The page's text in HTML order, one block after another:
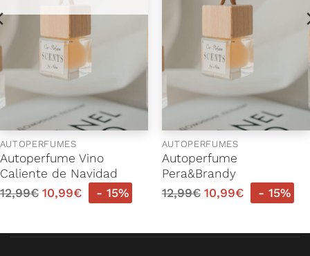
AUTOPERFUMES
Autoperfume Vino
Caliente de Navidad
12,99€ 10,99€ - 15%
AUTOPERFUMES
Autoperfume
Pera&Brandy
12,99€ 10,99€ - 15%